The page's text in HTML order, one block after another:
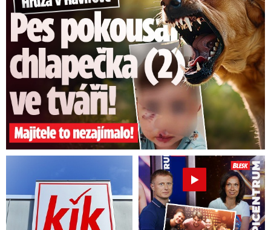
(např. polycystická choroba ledvin). Mezi
rizikové faktory pro rozvoj onemocnění ledvin
se řadíkouření, nízká porodní hmotnost nebo
naopak obezita v dospělosti a některé
vývojové vady močového systému.
Video se připravuje ...
Vendy, pacientka s transplantovanou ledvinou